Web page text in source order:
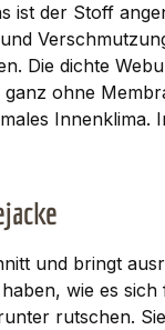
ist der Stoff
Die dichte
ganz ohne
Innenklima.
und bringt
wie es
rutschen.